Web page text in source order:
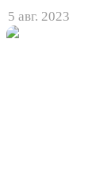
5 авг. 2023